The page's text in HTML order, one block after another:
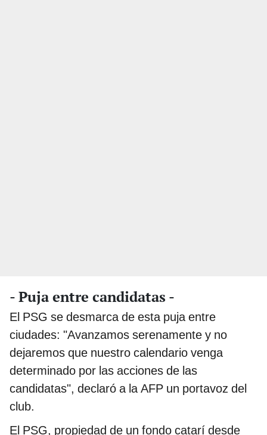
- Puja entre candidatas -
El PSG se desmarca de esta puja entre
ciudades: "Avanzamos serenamente y no
dejaremos que nuestro calendario venga
determinado por las acciones de las
candidatas", declaró a la AFP un portavoz del
club.
El PSG, propiedad de un fondo catarí desde